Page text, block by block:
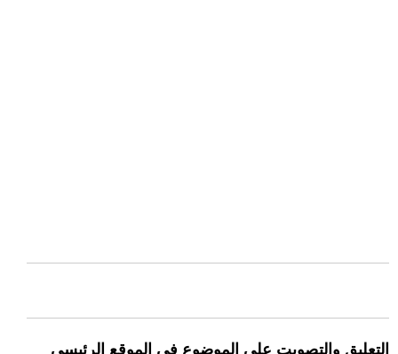
التعليق والتصويت على الموضوع في الموقع الرئيسي